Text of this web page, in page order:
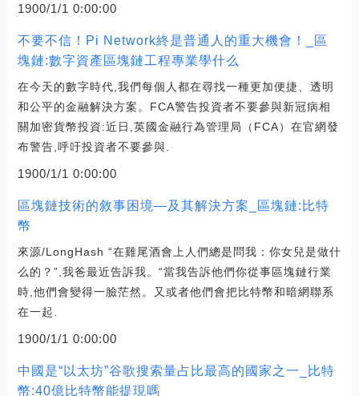
1900/1/1 0:00:00
不要不信！Pi Network終是普通人的重大機會！_區
塊鏈:數字資產區塊鏈工程專業學什么
在今天的數字時代,我們每個人都在尋找一種更加便捷、透明
和公平的金融解決方案。FCA警告投資者不要參與新冠病相
關加密貨幣投資:近日,英國金融行為管理局（FCA）在官網發
布警告,呼吁投資者不要參與.
1900/1/1 0:00:00
區塊鏈技術的敘事困境—及其解決方案_區塊鏈:比特
幣
來源/LongHash “在雞尾酒會上人們總是問我：你女兒是做什
么的？”,我爸最近告訴我。“當我告訴他們你從事區塊鏈行業
時,他們會變得一臉茫然。又或者他們會把比特幣和暗網聯系
在一起.
1900/1/1 0:00:00
中國是“以太坊”谷歌搜索量占比最高的國家之一_比特
幣:40億比特幣能提現嗎